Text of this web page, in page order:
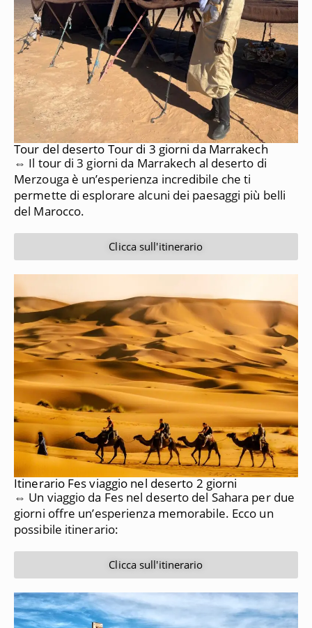
Tour del deserto Tour di 3 giorni da Marrakech
⇔ Il tour di 3 giorni da Marrakech al deserto di
Merzouga è un’esperienza incredibile che ti
permette di esplorare alcuni dei paesaggi più belli
del Marocco.
Clicca sull'itinerario
Itinerario Fes viaggio nel deserto 2 giorni
⇔ Un viaggio da Fes nel deserto del Sahara per due
giorni offre un’esperienza memorabile. Ecco un
possibile itinerario:
Clicca sull'itinerario